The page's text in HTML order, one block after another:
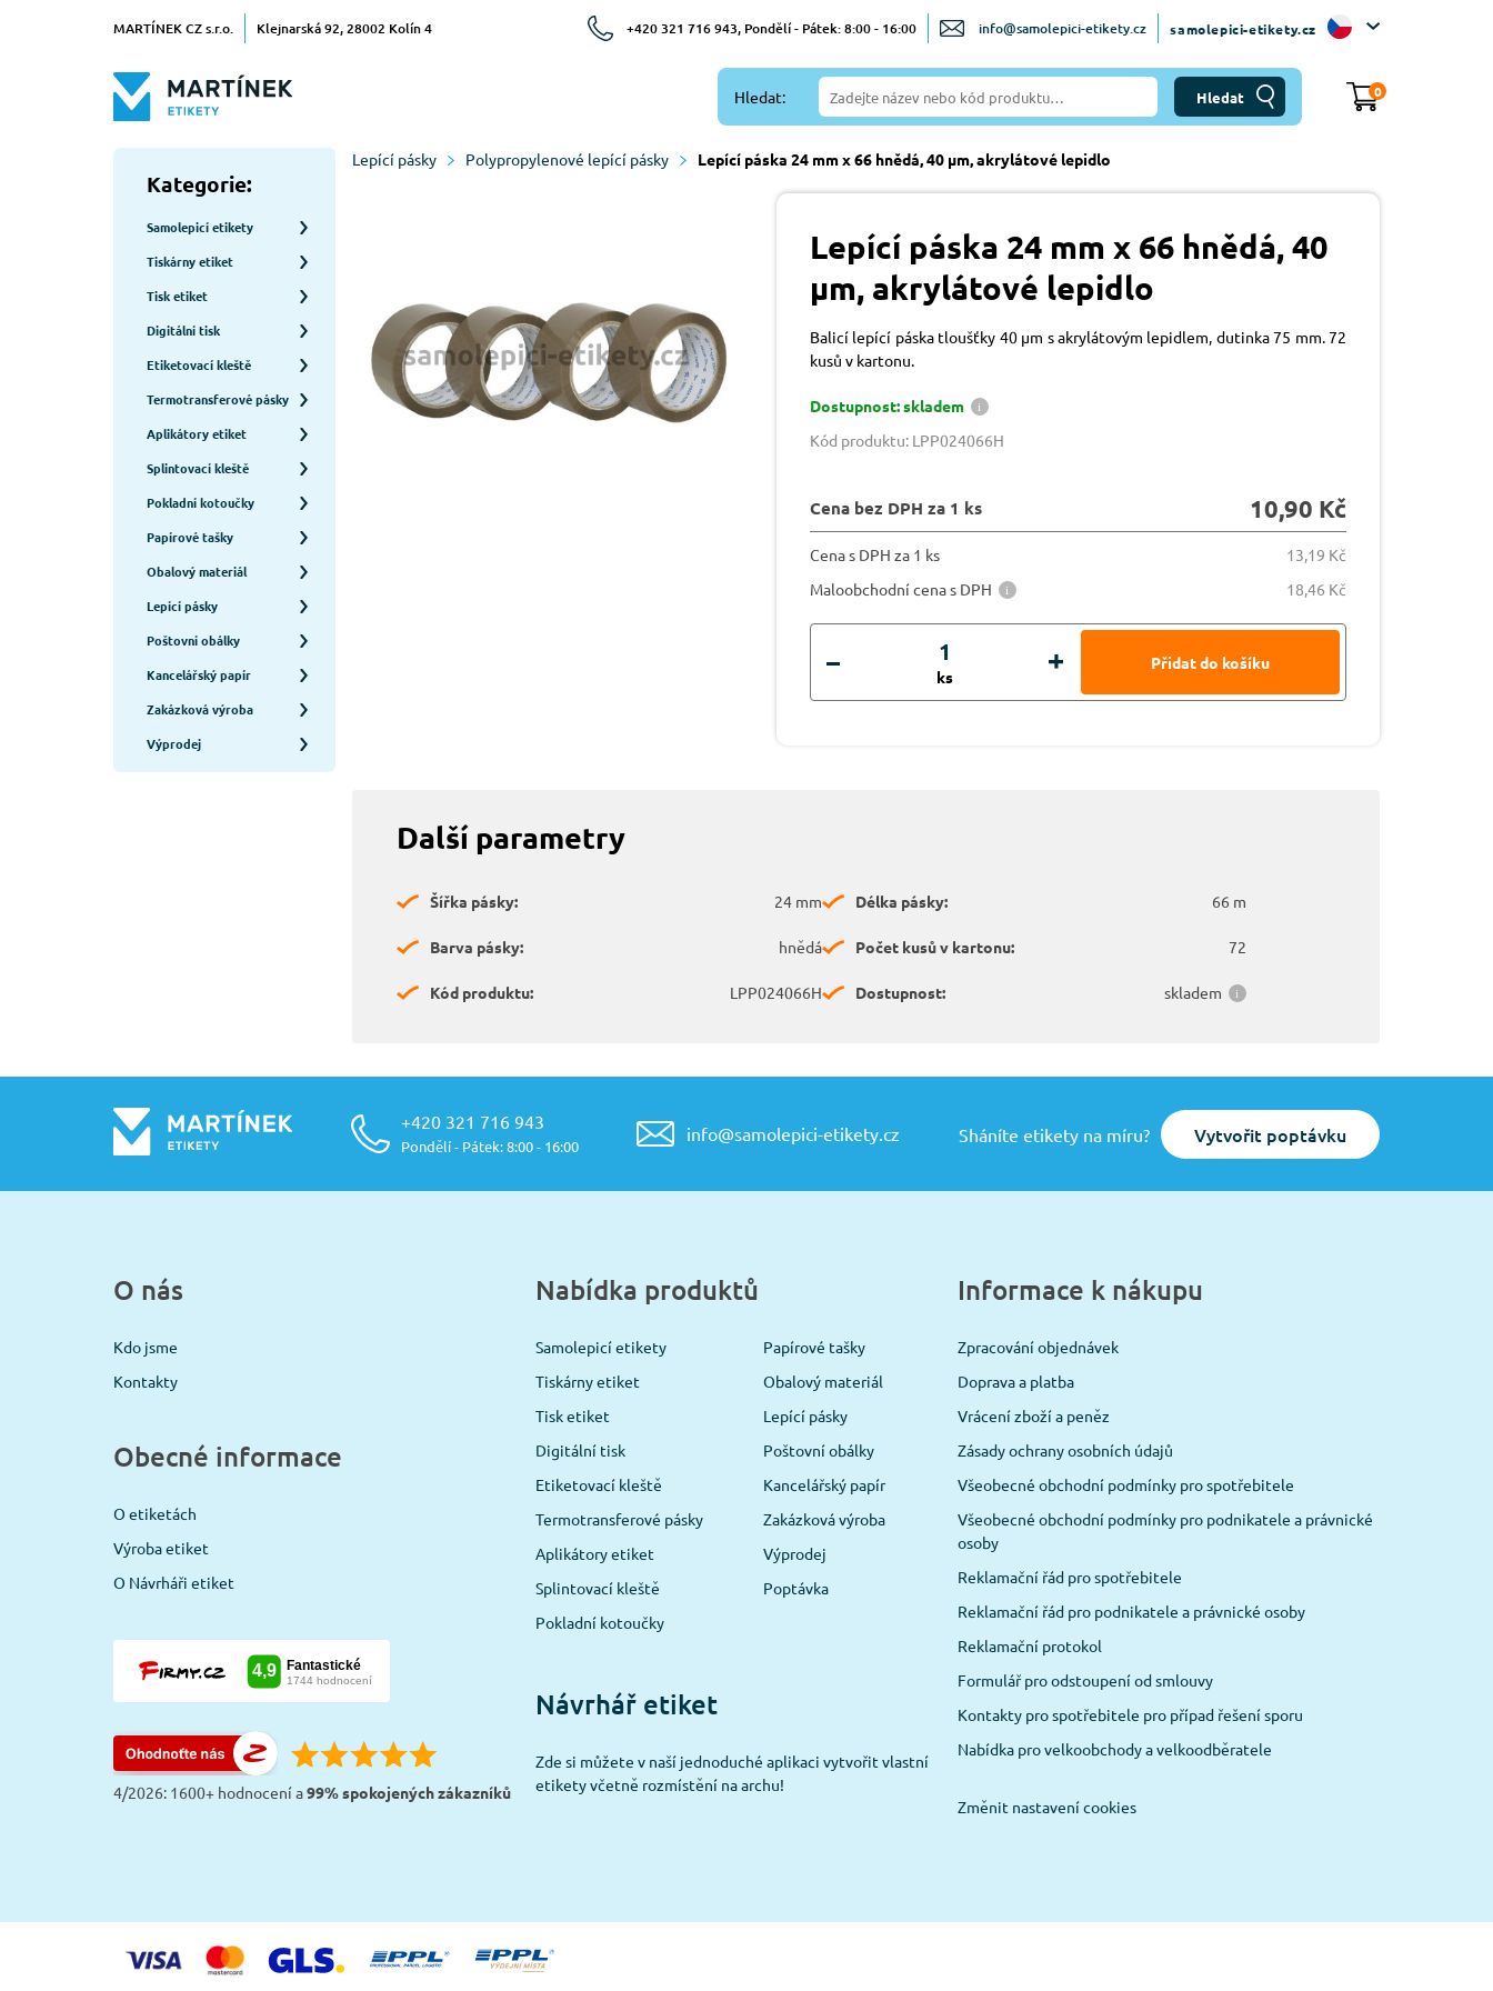
MARTÍNEK CZ s.r.o. Klejnarská 92, 28002 Kolín 4 +420 321 716 943, Pondělí - Pátek: 8:00 - 16:00 info@samolepici-etikety.cz samolepici-etikety.cz
Hledat: 0
Kategorie:
Samolepicí etikety
Tiskárny etiket
Tisk etiket
Digitální tisk
Etiketovací kleště
Termotransferové pásky
Aplikátory etiket
Splintovací kleště
Pokladní kotoučky
Papírové tašky
Obalový materiál
Lepící pásky
Poštovní obálky
Kancelářský papír
Zakázková výroba
Výprodej
Lepící pásky Polypropylenové lepící pásky Lepící páska 24 mm x 66 hnědá, 40 µm, akrylátové lepidlo
Lepící páska 24 mm x 66 hnědá, 40
µm, akrylátové lepidlo
Balicí lepící páska tloušťky 40 µm s akrylátovým lepidlem, dutinka 75 mm. 72
kusů v kartonu.
Dostupnost: skladem
Kód produktu: LPP024066H
Cena bez DPH za 1 ks 10,90 Kč
Cena s DPH za 1 ks
13,19 Kč
Maloobchodní cena s DPH
18,46 Kč
ks
Další parametry
Šířka pásky: 24 mm Délka pásky: 66 m
Barva pásky: hnědá Počet kusů v kartonu: 72
Kód produktu: LPP024066H Dostupnost: skladem
+420 321 716 943
Pondělí - Pátek: 8:00 - 16:00
info@samolepici-etikety.cz Sháníte etikety na míru? Vytvořit poptávku
O nás
Kdo jsme
Kontakty
Obecné informace
O etiketách
Výroba etiket
O Návrháři etiket
4/2026: 1600+ hodnocení a99% spokojených zákazníků
Nabídka produktů
Samolepicí etikety
Tiskárny etiket
Tisk etiket
Digitální tisk
Etiketovací kleště
Termotransferové pásky
Aplikátory etiket
Splintovací kleště
Pokladní kotoučky
Papírové tašky
Obalový materiál
Lepící pásky
Poštovní obálky
Kancelářský papír
Zakázková výroba
Výprodej
Poptávka
Návrhář etiket
Zde si můžete v naší jednoduché aplikaci vytvořit vlastní
etikety včetně rozmístění na archu!
Informace k nákupu
Zpracování objednávek
Doprava a platba
Vrácení zboží a peněz
Zásady ochrany osobních údajů
Všeobecné obchodní podmínky pro spotřebitele
Všeobecné obchodní podmínky pro podnikatele a právnické
osoby
Reklamační řád pro spotřebitele
Reklamační řád pro podnikatele a právnické osoby
Reklamační protokol
Formulář pro odstoupení od smlouvy
Kontakty pro spotřebitele pro případ řešení sporu
Nabídka pro velkoobchody a velkoodběratele
Změnit nastavení cookies